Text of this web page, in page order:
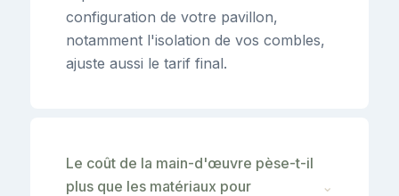
configuration de votre pavillon,
notamment l'isolation de vos combles,
ajuste aussi le tarif final.
Le coût de la main-d'œuvre pèse-t-il
plus que les matériaux pour
⌄